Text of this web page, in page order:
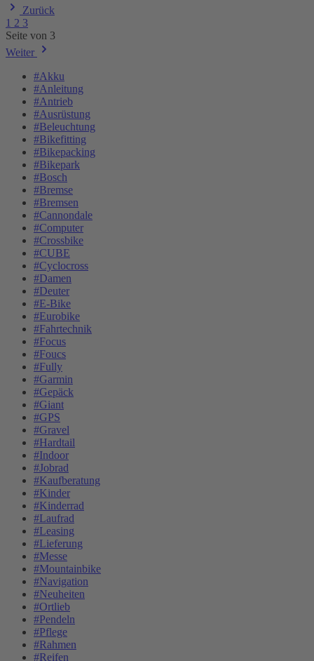
Zurück
1 2 3
Seite von 3
Weiter
#Akku
#Anleitung
#Antrieb
#Ausrüstung
#Beleuchtung
#Bikefitting
#Bikepacking
#Bikepark
#Bosch
#Bremse
#Bremsen
#Cannondale
#Computer
#Crossbike
#CUBE
#Cyclocross
#Damen
#Deuter
#E-Bike
#Eurobike
#Fahrtechnik
#Focus
#Foucs
#Fully
#Garmin
#Gepäck
#Giant
#GPS
#Gravel
#Hardtail
#Indoor
#Jobrad
#Kaufberatung
#Kinder
#Kinderrad
#Laufrad
#Leasing
#Lieferung
#Messe
#Mountainbike
#Navigation
#Neuheiten
#Ortlieb
#Pendeln
#Pflege
#Rahmen
#Reifen